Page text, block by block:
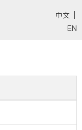
中文
EN